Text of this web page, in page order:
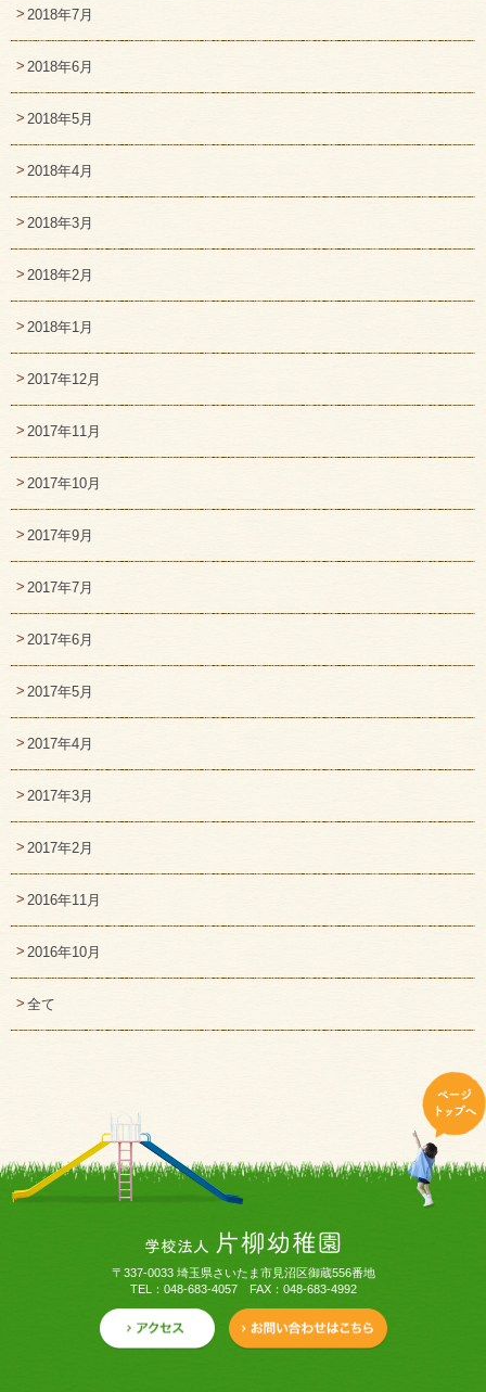
2018年7月
2018年6月
2018年5月
2018年4月
2018年3月
2018年2月
2018年1月
2017年12月
2017年11月
2017年10月
2017年9月
2017年7月
2017年6月
2017年5月
2017年4月
2017年3月
2017年2月
2016年11月
2016年10月
全て
〒337-0033 埼玉県さいたま市見沼区御蔵556番地
TEL：048-683-4057 FAX：048-683-4992